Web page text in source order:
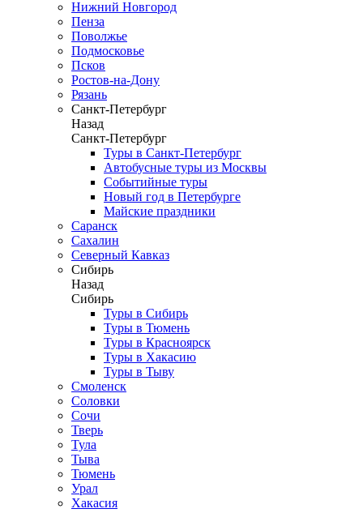
Нижний Новгород
Пенза
Поволжье
Подмосковье
Псков
Ростов-на-Дону
Рязань
Санкт-Петербург
Назад
Санкт-Петербург
Туры в Санкт-Петербург
Автобусные туры из Москвы
Событийные туры
Новый год в Петербурге
Майские праздники
Саранск
Сахалин
Северный Кавказ
Сибирь
Назад
Сибирь
Туры в Сибирь
Туры в Тюмень
Туры в Красноярск
Туры в Хакасию
Туры в Тыву
Смоленск
Соловки
Сочи
Тверь
Тула
Тыва
Тюмень
Урал
Хакасия